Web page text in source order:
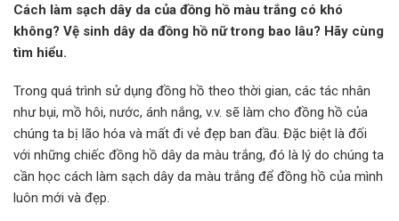
Cách làm sạch dây da của đồng hồ màu trắng có khó
không? Vệ sinh dây da đồng hồ nữ trong bao lâu? Hãy cùng
tìm hiểu.
Trong quá trình sử dụng đồng hồ theo thời gian, các tác nhân
như bụi, mồ hôi, nước, ánh nắng, v.v. sẽ làm cho đồng hồ của
chúng ta bị lão hóa và mất đi vẻ đẹp ban đầu. Đặc biệt là đối
với những chiếc đồng hồ dây da màu trắng, đó là lý do chúng ta
cần học cách làm sạch dây da màu trắng để đồng hồ của mình
luôn mới và đẹp.